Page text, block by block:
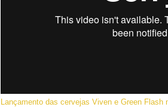
Lançamento das cervejas Viven e Green Flash